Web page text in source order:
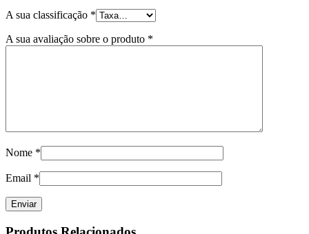
A sua classificação *
A sua avaliação sobre o produto *
Nome *
Email *